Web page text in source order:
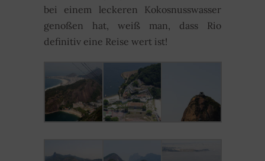
bei einem leckeren Kokosnusswasser
genoßen hat, weiß man, dass Rio
definitiv eine Reise wert ist!